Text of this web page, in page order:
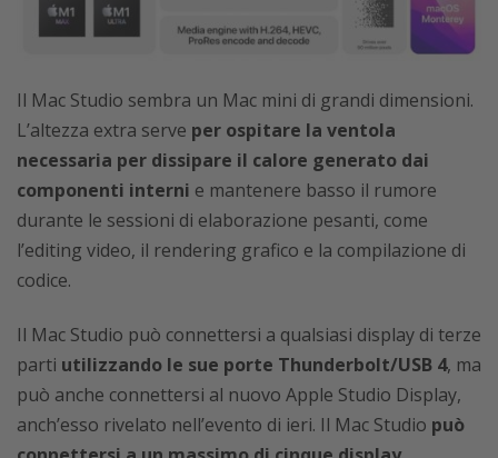
Il Mac Studio sembra un Mac mini di grandi dimensioni.
L’altezza extra serve per ospitare la ventola
necessaria per dissipare il calore generato dai
componenti interni e mantenere basso il rumore
durante le sessioni di elaborazione pesanti, come
l’editing video, il rendering grafico e la compilazione di
codice.
Il Mac Studio può connettersi a qualsiasi display di terze
parti utilizzando le sue porte Thunderbolt/USB 4, ma
può anche connettersi al nuovo Apple Studio Display,
anch’esso rivelato nell’evento di ieri. Il Mac Studio può